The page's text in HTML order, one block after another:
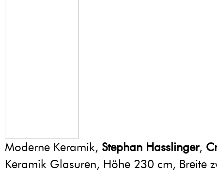
Moderne Keramik, Stephan Hasslinger,
Keramik Glasuren, Höhe 230 cm, Breite